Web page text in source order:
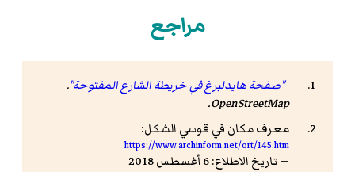
مراجع
"صفحة هايدلبرغ في خريطة الشارع المفتوحة".
OpenStreetMap
.
معرف مكان في قوسي الشكل:
https://www.archinform.net/ort/145.htm
— تاريخ الاطلاع: 6 أغسطس 2018